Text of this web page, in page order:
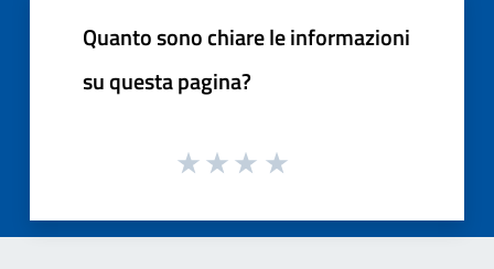
Quanto sono chiare le informazioni
su questa pagina?